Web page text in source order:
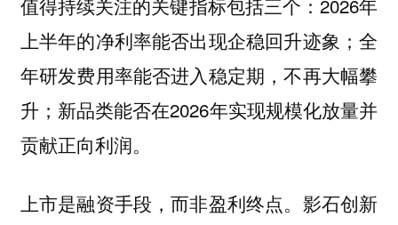
上半年的净利率能否出现企稳回升迹象；全
年研发费用率能否进入稳定期，不再大幅攀
升；新品类能否在2026年实现规模化放量并
贡献正向利润。
上市是融资手段，而非盈利终点。影石创新